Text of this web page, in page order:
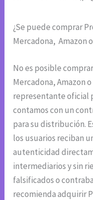
¿Se puede comprar
Mercadona, Amazon
No es posible
Mercadona, Amazon
representante oficial
contamos con un
para su distribución.
los usuarios reciban
autenticidad
intermediarios y sin
falsificados o
recomienda adquirir